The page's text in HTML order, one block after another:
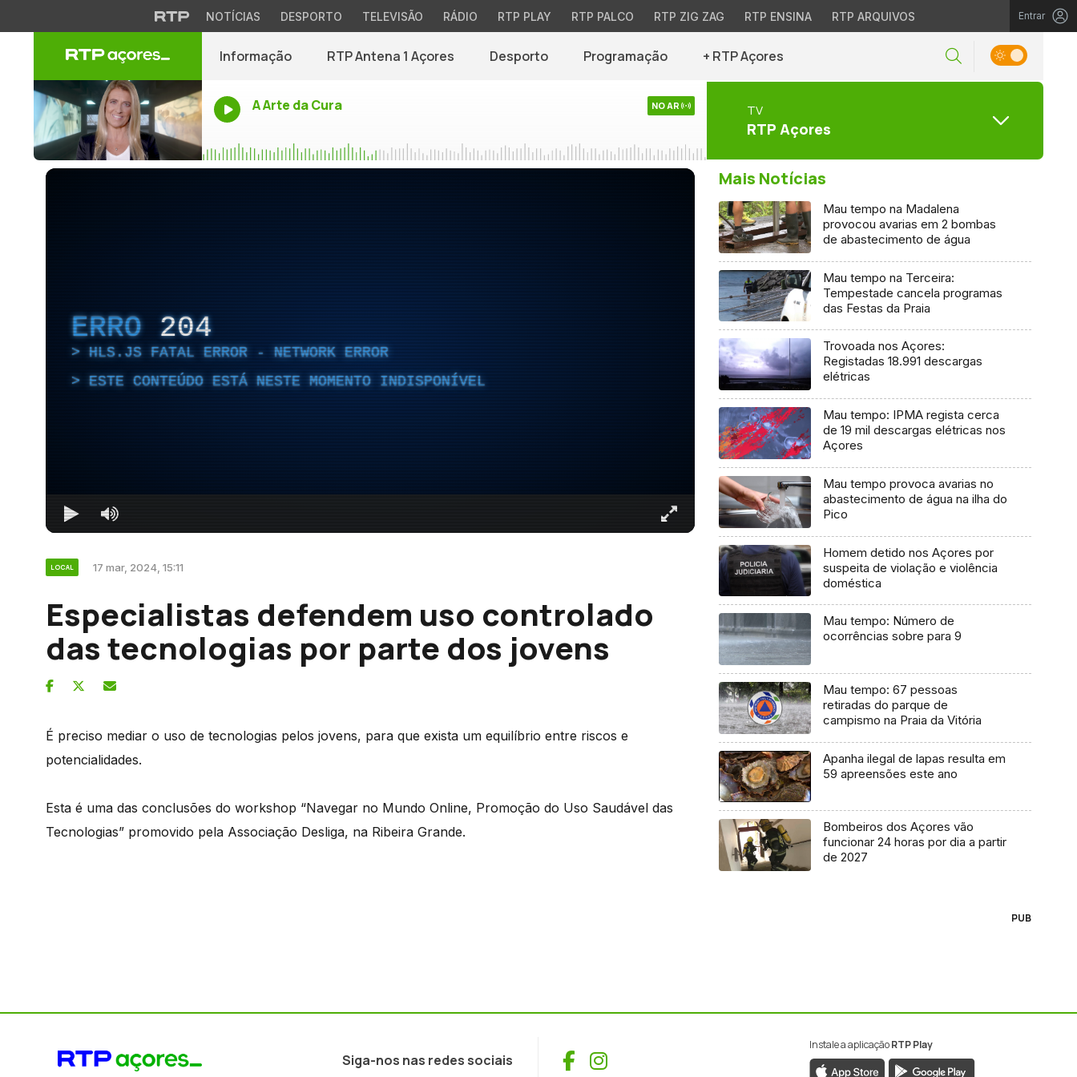
NOTÍCIAS DESPORTO TELEVISÃO RÁDIO RTP PLAY RTP PALCO RTP ZIG ZAG RTP ENSINA RTP ARQUIVOS Entrar
Informação RTP Antena 1 Açores Desporto Programação + RTP Açores
A Arte da Cura NO AR TV
RTP Açores
ERRO 204
HLS.JS FATAL ERROR - NETWORK ERROR
ESTE CONTEÚDO ESTÁ NESTE MOMENTO INDISPONÍVEL
LOCAL 17 mar, 2024, 15:11
Especialistas defendem uso controlado
das tecnologias por parte dos jovens
É preciso mediar o uso de tecnologias pelos jovens, para que exista um equilíbrio entre riscos e
potencialidades.
Esta é uma das conclusões do workshop “Navegar no Mundo Online, Promoção do Uso Saudável das
Tecnologias” promovido pela Associação Desliga, na Ribeira Grande.
Mais Notícias
Mau tempo na Madalena
provocou avarias em 2 bombas
de abastecimento de água
Mau tempo na Terceira:
Tempestade cancela programas
das Festas da Praia
Trovoada nos Açores:
Registadas 18.991 descargas
elétricas
Mau tempo: IPMA regista cerca
de 19 mil descargas elétricas nos
Açores
Mau tempo provoca avarias no
abastecimento de água na ilha do
Pico
Homem detido nos Açores por
suspeita de violação e violência
doméstica
Mau tempo: Número de
ocorrências sobre para 9
Mau tempo: 67 pessoas
retiradas do parque de
campismo na Praia da Vitória
Apanha ilegal de lapas resulta em
59 apreensões este ano
Bombeiros dos Açores vão
funcionar 24 horas por dia a partir
de 2027
PUB
Siga-nos nas redes sociais Facebook
Instagram
Instale a aplicaçãoRTP Play